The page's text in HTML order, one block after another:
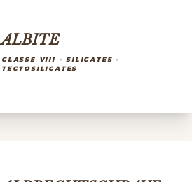
ALBITE
CLASSE VIII - SILICATES -
TECTOSILICATES